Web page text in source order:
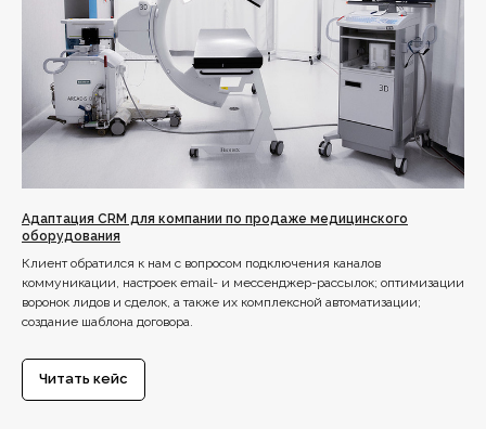
Адаптация CRM для компании по продаже медицинского
оборудования
Клиент обратился к нам с вопросом подключения каналов
коммуникации, настроек email- и мессенджер-рассылок; оптимизации
воронок лидов и сделок, а также их комплексной автоматизации;
создание шаблона договора.
Читать кейс